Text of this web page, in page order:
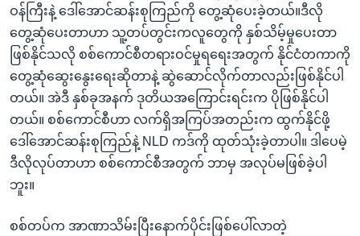
ဝန်ကြီးနဲ့ ဒေါ်အောင်ဆန်းစုကြည်ကို တွေ့ဆုံပေးခဲ့တယ်။ဒီလို
တွေ့ဆုံပေးတာဟာ သူ့တပ်တွင်းကလူတွေကို နှစ်သိမ့်မှုပေးတာ
ဖြစ်နိုင်သလို စစ်ကောင်စီတရားဝင်မှုရရေးအတွက် နိုင်ငံတကာကို
တွေ့ဆုံဆွေးနွေးရေးဆိုတာနဲ့ ဆွဲဆောင်လိုက်တာလည်းဖြစ်နိုင်ပါ
တယ်။ အဲဒီ နှစ်ခုအနက် ဒုတိယအကြောင်းရင်းက ပိုဖြစ်နိုင်ပါ
တယ်။ စစ်ကောင်စီဟာ လက်ရှိအကြပ်အတည်းက ထွက်နိုင်ဖို့
ဒေါ်အောင်ဆန်းစုကြည်နဲ့ NLD ကဒ်ကို ထုတ်သုံးခဲ့တာပါ။ ဒါပေမဲ့
ဒီလိုလုပ်တာဟာ စစ်ကောင်စီအတွက် ဘာမှ အလုပ်မဖြစ်ခဲ့ပါ
ဘူး။
စစ်တပ်က အာဏာသိမ်းပြီးနောက်ပိုင်းဖြစ်ပေါ်လာတဲ့